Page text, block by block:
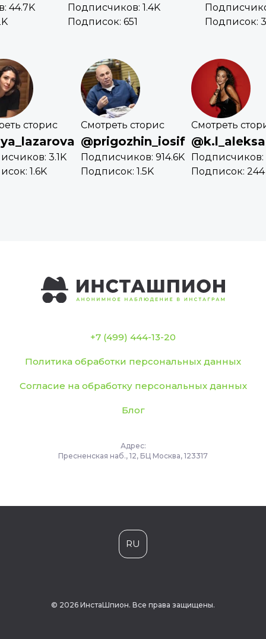
44.7K
Подписчиков: 1.4K
Подписок: 651
Подписок:
сторис
3.1K
1.6K
Смотреть сторис
@prigozhin_iosif
Подписчиков: 914.6K
Подписок: 1.5K
Смотреть
Подписчиков:
Подписок: 244
+7 (499) 444-13-20
Политика обработки персональных данных
Согласие на обработку персональных данных
Блог
Адрес:
Пресненская наб., 12, БЦ Москва, 123317
RU
© 2026 ИнстаШпион. Все права защищены.